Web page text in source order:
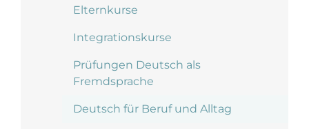
Elternkurse
Integrationskurse
Prüfungen Deutsch als
Fremdsprache
Deutsch für Beruf und Alltag